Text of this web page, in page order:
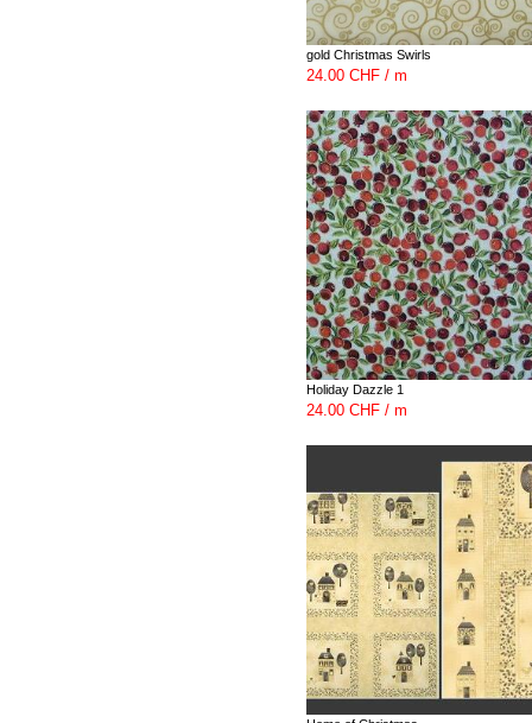
gold Christmas Swirls
24.00 CHF / m
Holiday Dazzle 1
24.00 CHF / m